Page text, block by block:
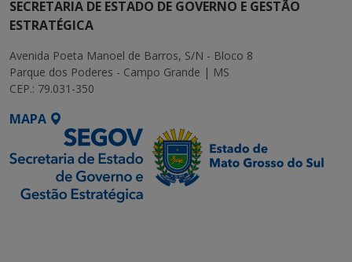
SECRETARIA DE ESTADO DE GOVERNO E GESTÃO
ESTRATÉGICA
Avenida Poeta Manoel de Barros, S/N - Bloco 8
Parque dos Poderes - Campo Grande | MS
CEP.: 79.031-350
MAPA